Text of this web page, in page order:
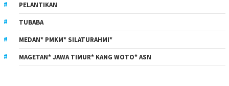
PELANTIKAN
TUBABA
MEDAN* PMKM* SILATURAHMI*
MAGETAN* JAWA TIMUR* KANG WOTO* ASN